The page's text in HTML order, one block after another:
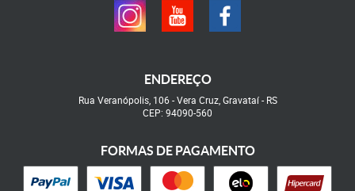
ENDEREÇO
Rua Veranópolis, 106 -Vera Cruz, Gravataí- RS
CEP: 94090-560
FORMAS DE PAGAMENTO